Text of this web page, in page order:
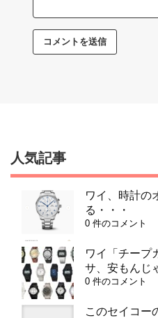
人気記事
ワイ、時計の
る・・・
0 件のコメント
ワイ「チープ
サ、安もんじ
0 件のコメント
このセイコー